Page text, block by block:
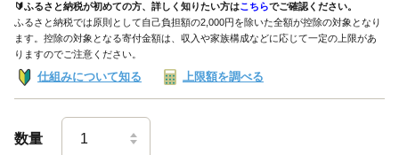
🔰ふるさと納税が初めての方、詳しく知りたい方はこちらでご確認ください。
ふるさと納税では原則として自己負担額の2,000円を除いた全額が控除の対象となり
ます。控除の対象となる寄付金額は、収入や家族構成などに応じて一定の上限があ
りますのでご注意ください。
仕組みについて知る 上限額を調べる
数量